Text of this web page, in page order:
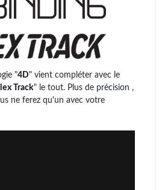
"4D" vient compléter avec le
Track" le tout. Plus de précision ,
ne ferez qu'un avec votre